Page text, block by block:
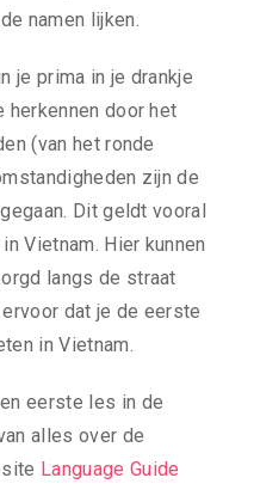
namen lijken.
je prima in je drankje
herkennen door het
(van het ronde
zijn de
Dit geldt vooral
Vietnam. Hier kunnen
langs de straat
dat je de eerste
in Vietnam.
eerste les in de
alles over de
Language Guide